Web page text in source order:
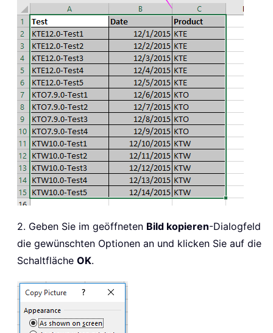
2. Geben Sie im geöffneten Bild kopieren-Dialogfeld
die gewünschten Optionen an und klicken Sie auf die
Schaltfläche OK.